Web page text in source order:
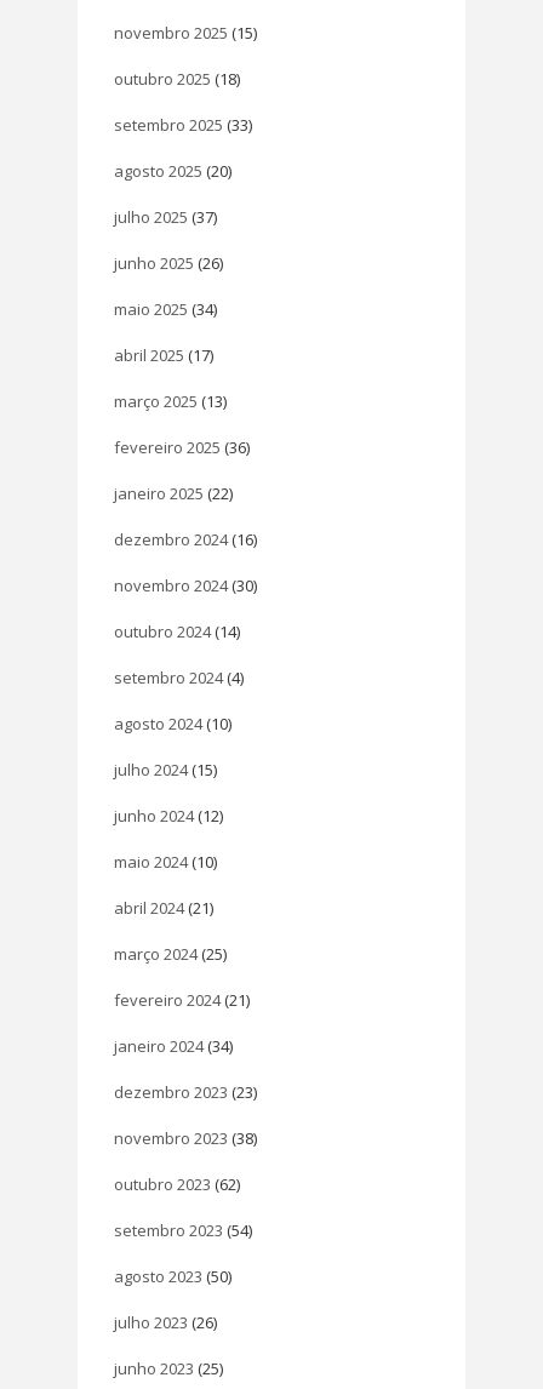
novembro 2025 (15)
outubro 2025 (18)
setembro 2025 (33)
agosto 2025 (20)
julho 2025 (37)
junho 2025 (26)
maio 2025 (34)
abril 2025 (17)
março 2025 (13)
fevereiro 2025 (36)
janeiro 2025 (22)
dezembro 2024(16)
novembro 2024(30)
outubro 2024(14)
setembro 2024(4)
agosto 2024(10)
julho 2024(15)
junho 2024(12)
maio 2024(10)
abril 2024(21)
março 2024(25)
fevereiro 2024(21)
janeiro 2024(34)
dezembro 2023 (23)
novembro 2023 (38)
outubro 2023 (62)
setembro 2023 (54)
agosto 2023 (50)
julho 2023 (26)
junho 2023 (25)